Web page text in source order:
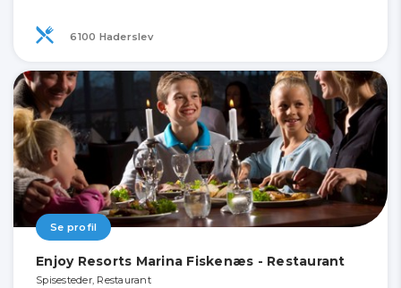
6100 Haderslev
Se profil
Enjoy Resorts Marina Fiskenæs - Restaurant
Spisesteder, Restaurant